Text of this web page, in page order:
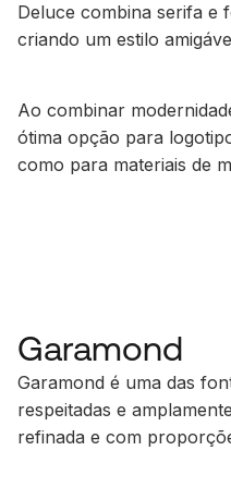
Deluce combina serifa e
criando um estilo
Ao combinar
ótima opção para
como para materiais de
Garamond
Garamond é uma das
respeitadas e
refinada e com